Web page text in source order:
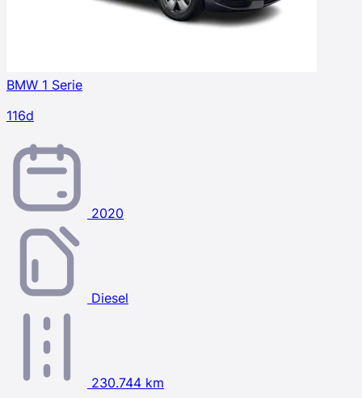
BMW 1 Serie
116d
2020
Diesel
230.744 km